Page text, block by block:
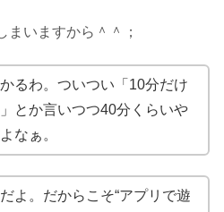
まいますから＾＾；
るわ。ついつい「10分だけ
とか言いつつ40分くらいや
なぁ。
よ。だからこそ“アプリで遊